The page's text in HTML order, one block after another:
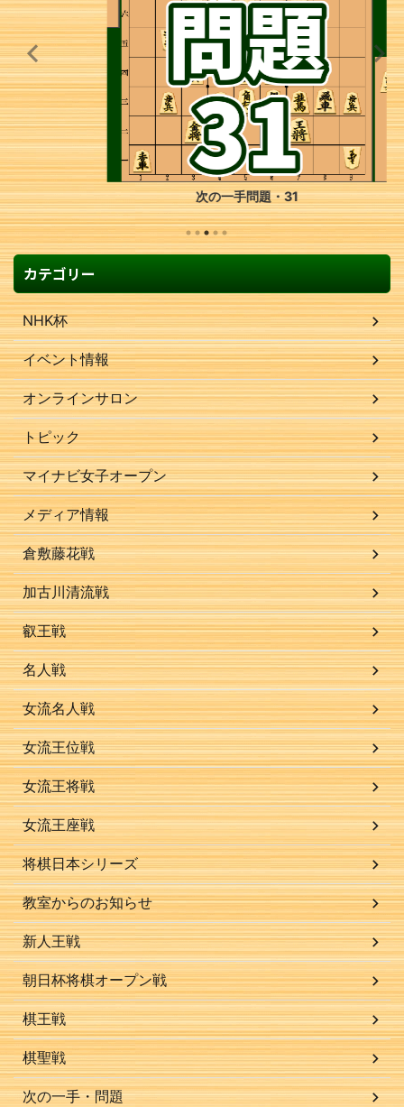
次の一手問題・31
カテゴリー
NHK杯
イベント情報
オンラインサロン
トピック
マイナビ女子オープン
メディア情報
倉敷藤花戦
加古川清流戦
叡王戦
名人戦
女流名人戦
女流王位戦
女流王将戦
女流王座戦
将棋日本シリーズ
教室からのお知らせ
新人王戦
朝日杯将棋オープン戦
棋王戦
棋聖戦
次の一手・問題